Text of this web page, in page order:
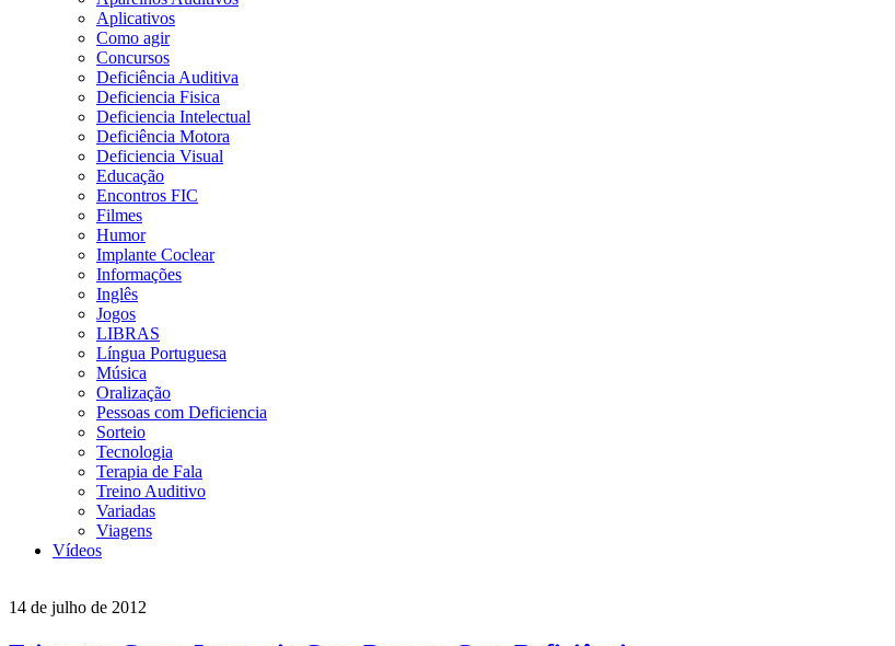
Aplicativos
Como agir
Concursos
Deficiência Auditiva
Deficiencia Fisica
Deficiencia Intelectual
Deficiência Motora
Deficiencia Visual
Educação
Encontros FIC
Filmes
Humor
Implante Coclear
Informações
Inglês
Jogos
LIBRAS
Língua Portuguesa
Música
Oralização
Pessoas com Deficiencia
Sorteio
Tecnologia
Terapia de Fala
Treino Auditivo
Variadas
Viagens
Vídeos
14 de julho de 2012